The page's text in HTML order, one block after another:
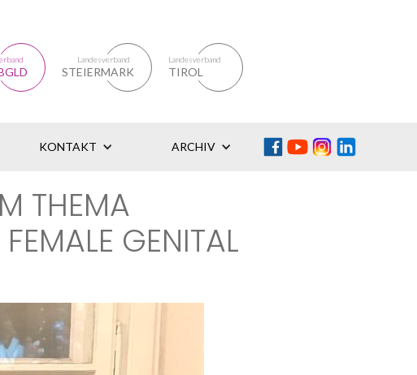
Landesverband
STEIERMARK
Landesverband
TIROL
KONTAKT ARCHIV
THEMA
GENITAL M